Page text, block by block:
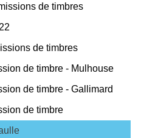
de timbres
de timbres
de timbre - Mulhouse
de timbre - Gallimard
de timbre